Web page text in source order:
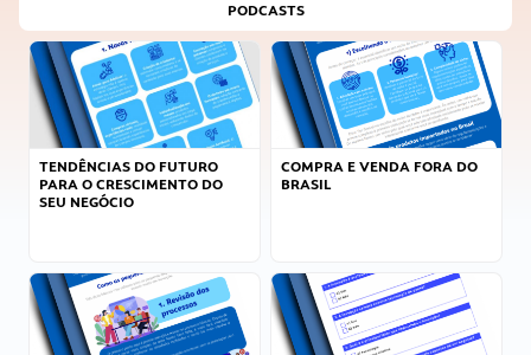
PODCASTS
TENDÊNCIAS DO FUTURO
PARA O CRESCIMENTO DO
SEU NEGÓCIO
COMPRA E VENDA FORA DO
BRASIL